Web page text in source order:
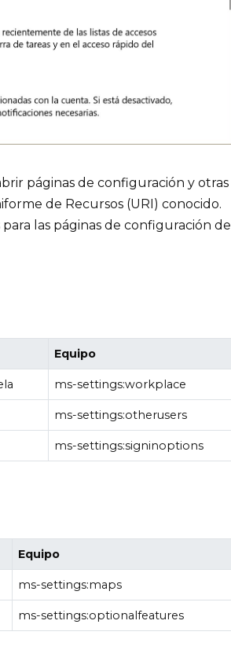
páginas de configuración y otras
de Recursos (URI) conocido.
las páginas de configuración de
Equipo
ms-settings:workplace
ms-settings:otherusers
ms-settings:signinoptions
Equipo
ms-settings:maps
ms-settings:optionalfeatures